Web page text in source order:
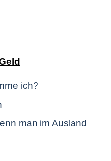
ich?
man im Ausland